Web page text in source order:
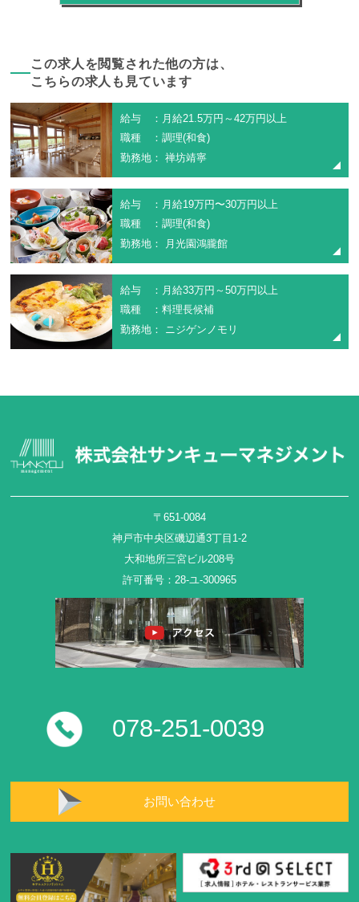
この求人を閲覧された他の方は、
こちらの求人も見ています
給与 ：月給21.5万円～42万円以上
職種 ：調理(和食)
勤務地： 禅坊靖寧
給与 ：月給19万円〜30万円以上
職種 ：調理(和食)
勤務地： 月光園鴻朧館
給与 ：月給33万円～50万円以上
職種 ：料理長候補
勤務地： ニジゲンノモリ
〒651-0084
神戸市中央区磯辺通3丁目1-2
大和地所三宮ビル208号
許可番号：28-ユ-300965
078-251-0039
お問い合わせ